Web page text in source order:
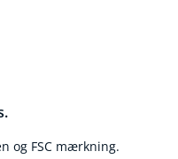
og FSC mærkning.